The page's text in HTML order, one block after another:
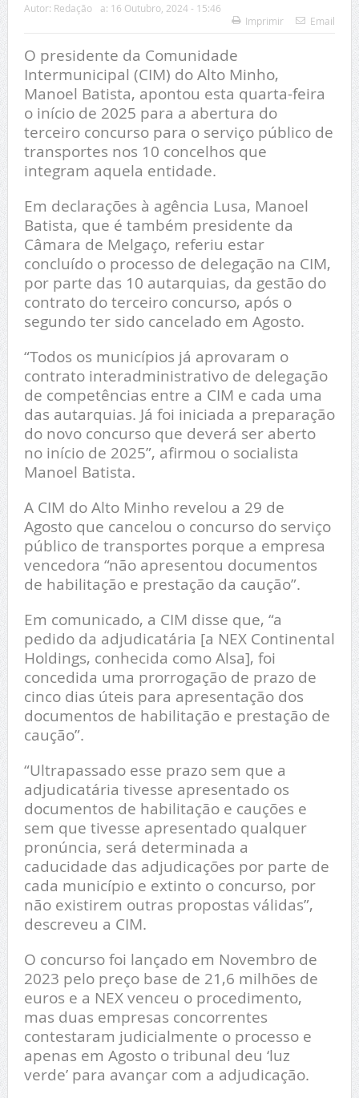
Autor: Redação a: 16 Outubro, 2024 - 15:46
Imprimir
Email
O presidente da Comunidade
Intermunicipal (CIM) do Alto Minho,
Manoel Batista, apontou esta quarta-feira
o início de 2025 para a abertura do
terceiro concurso para o serviço público de
transportes nos 10 concelhos que
integram aquela entidade.
Em declarações à agência Lusa, Manoel
Batista, que é também presidente da
Câmara de Melgaço, referiu estar
concluído o processo de delegação na CIM,
por parte das 10 autarquias, da gestão do
contrato do terceiro concurso, após o
segundo ter sido cancelado em Agosto.
“Todos os municípios já aprovaram o
contrato interadministrativo de delegação
de competências entre a CIM e cada uma
das autarquias. Já foi iniciada a preparação
do novo concurso que deverá ser aberto
no início de 2025”, afirmou o socialista
Manoel Batista.
A CIM do Alto Minho revelou a 29 de
Agosto que cancelou o concurso do serviço
público de transportes porque a empresa
vencedora “não apresentou documentos
de habilitação e prestação da caução”.
Em comunicado, a CIM disse que, “a
pedido da adjudicatária [a NEX Continental
Holdings, conhecida como Alsa], foi
concedida uma prorrogação de prazo de
cinco dias úteis para apresentação dos
documentos de habilitação e prestação de
caução”.
“Ultrapassado esse prazo sem que a
adjudicatária tivesse apresentado os
documentos de habilitação e cauções e
sem que tivesse apresentado qualquer
pronúncia, será determinada a
caducidade das adjudicações por parte de
cada município e extinto o concurso, por
não existirem outras propostas válidas”,
descreveu a CIM.
O concurso foi lançado em Novembro de
2023 pelo preço base de 21,6 milhões de
euros e a NEX venceu o procedimento,
mas duas empresas concorrentes
contestaram judicialmente o processo e
apenas em Agosto o tribunal deu ‘luz
verde’ para avançar com a adjudicação.